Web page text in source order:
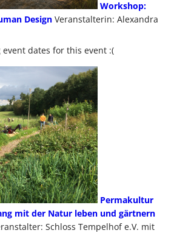
Workshop:
Design Veranstalterin: Alexandra
dates for this event :(
Permakultur
mit der Natur leben und gärtnern
Schloss Tempelhof e.V. mit